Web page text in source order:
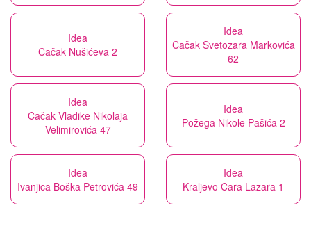
Idea
Čačak Nušićeva 2
Idea
Čačak Svetozara Markovića
62
Idea
Čačak Vladike Nikolaja
Velimirovića 47
Idea
Požega Nikole Pašića 2
Idea
Ivanjica Boška Petrovića 49
Idea
Kraljevo Cara Lazara 1